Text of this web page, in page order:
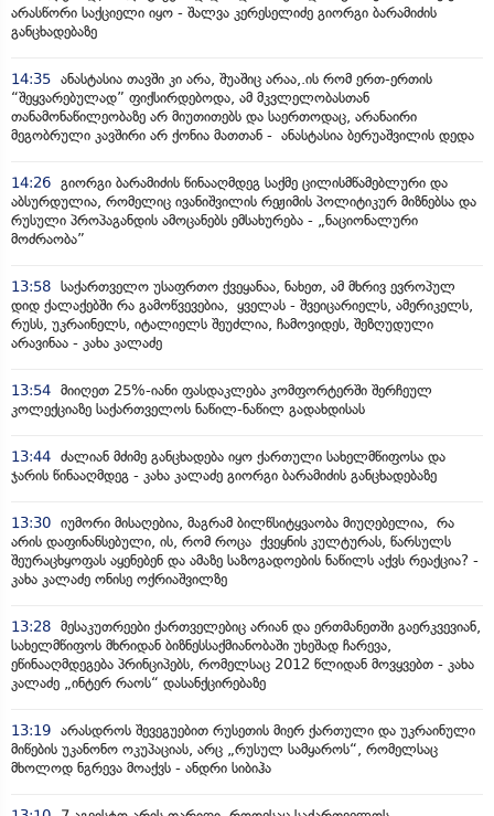
არასწორი საქციელი იყო - შალვა კერესელიძე გიორგი ბარამიძის
განცხადებაზე
14:35 ანასტასია თავში კი არა, შუაშიც არაა,.ის რომ ერთ-ერთის
“შეყვარებულად” ფიქსირდებოდა, ამ მკვლელობასთან
თანამონაწილეობაზე არ მიუთითებს და საერთოდაც, არანაირი
მეგობრული კავშირი არ ქონია მათთან - ანასტასია ბერუაშვილის დედა
14:26 გიორგი ბარამიძის წინააღმდეგ საქმე ცილისმწამებლური და
აბსურდულია, რომელიც ივანიშვილის რეჟიმის პოლიტიკურ მიზნებსა და
რუსული პროპაგანდის ამოცანებს ემსახურება - „ნაციონალური
მოძრაობა”
13:58 საქართველო უსაფრთო ქვეყანაა, ნახეთ, ამ მხრივ ევროპულ
დიდ ქალაქებში რა გამოწვევებია, ყველას - შვეიცარიელს, ამერიკელს,
რუსს, უკრაინელს, იტალიელს შეუძლია, ჩამოვიდეს, შეზღუდული
არავინაა - კახა კალაძე
13:54 მიიღეთ 25%-იანი ფასდაკლება კომფორტერში შერჩეულ
კოლექციაზე საქართველოს ნაწილ-ნაწილ გადახდისას
13:44 ძალიან მძიმე განცხადება იყო ქართული სახელმწიფოსა და
ჯარის წინააღმდეგ - კახა კალაძე გიორგი ბარამიძის განცხადებაზე
13:30 იუმორი მისაღებია, მაგრამ ბილწსიტყვაობა მიუღებელია, რა
არის დაფინანსებული, ის, რომ როცა ქვეყნის კულტურას, წარსულს
შეურაცხყოფას აყენებენ და ამაზე საზოგადოების ნაწილს აქვს რეაქცია? -
კახა კალაძე ონისე ოქრიაშვილზე
13:28 მესაკუთრეები ქართველებიც არიან და ერთმანეთში გაერკვევიან,
სახელმწიფოს მხრიდან ბიზნესსაქმიანობაში უხეშად ჩარევა,
ეწინააღმდეგება პრინციპებს, რომელსაც 2012 წლიდან მოვყვებთ - კახა
კალაძე „ინტერ რაოს“ დასანქცირებაზე
13:19 არასდროს შევეგუებით რუსეთის მიერ ქართული და უკრაინული
მიწების უკანონო ოკუპაციას, არც „რუსულ სამყაროს“, რომელსაც
მხოლოდ ნგრევა მოაქვს - ანდრი სიბიჰა